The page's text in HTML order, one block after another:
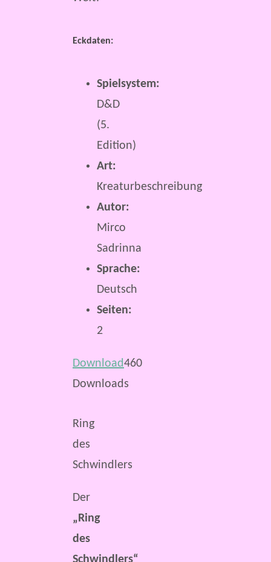
Eckdaten:
Spielsystem:
D&D
(5.
Edition)
Art:
Kreaturbeschreibung
Autor:
Mirco
Sadrinna
Sprache:
Deutsch
Seiten:
2
Download460
Downloads
Ring
des
Schwindlers
Der
„Ring
des